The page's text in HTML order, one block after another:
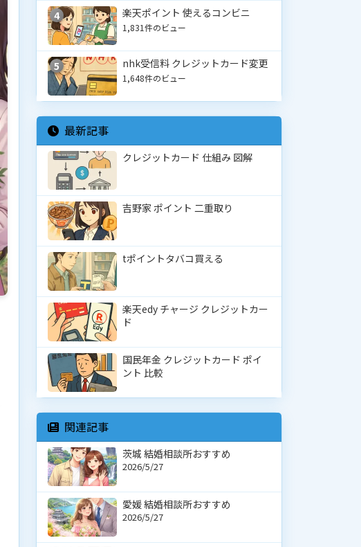
4 楽天ポイント 使えるコンビニ
1,831件のビュー
5 nhk受信料 クレジットカード変更
1,648件のビュー
最新記事
クレジットカード 仕組み 図解
吉野家 ポイント 二重取り
tポイントタバコ買える
楽天edy チャージ クレジットカー
ド
国民年金 クレジットカード ポイ
ント 比較
関連記事
茨城 結婚相談所おすすめ
2026/5/27
愛媛 結婚相談所おすすめ
2026/5/27